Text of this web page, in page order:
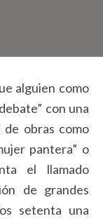
alguien como
con una
de obras como
pantera” o
el llamado
de grandes
setenta una